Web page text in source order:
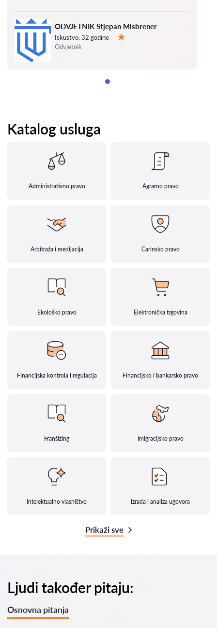
ODVJETNIK Stjepan Misbrener
Iskustvo:32 godine
Odvjetnik
Katalog usluga
Administrativno pravo Agrarno pravo
Arbitraža i medijacija Carinsko pravo
Ekološko pravo Elektronička trgovina
Financijska kontrola i regulacija Financijsko i bankarsko pravo
Franšizing Imigracijsko pravo
Intelektualno vlasništvo Izrada i analiza ugovora
Prikaži sve
Ljudi također pitaju:
Osnovna pitanja